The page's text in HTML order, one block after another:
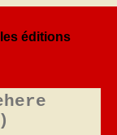
éditions